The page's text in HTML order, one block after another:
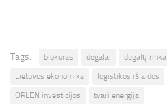
Tags: biokuras degalai degalų rinka
Lietuvos ekonomika
logistikos išlaidos
ORLEN investicijos
tvari energija